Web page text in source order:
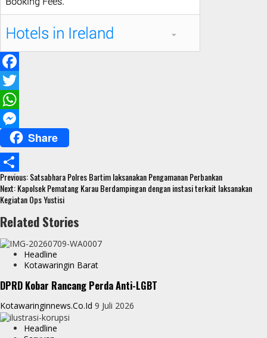
F
a
c
b
o
o
T
w
t
t
e
W
a
t
s
p
e
s
s
g
r
Share
S
h
a
r
Continue
Reading
Previous:Satsabhara Polres Bartim laksanakan Pengamanan Perbankan
Next:Kapolsek Pematang Karau Berdampingan dengan instasi terkait laksanakan
Kegiatan Ops Yustisi
Related Stories
Headline
Kotawaringin Barat
DPRD Kobar Rancang Perda Anti-LGBT
Kotawaringinnews.co.id 9 Juli 2026
Headline